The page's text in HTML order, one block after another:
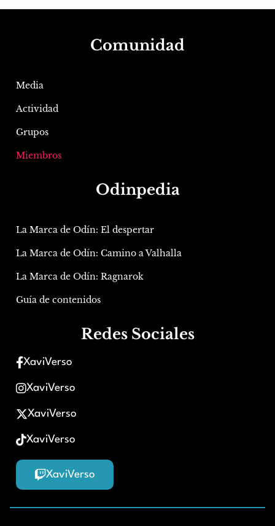
Comunidad
Media
Actividad
Grupos
Miembros
Odinpedia
La Marca de Odín: El despertar
La Marca de Odín: Camino a Valhalla
La Marca de Odín: Ragnarok
Guía de contenidos
Redes Sociales
XaviVerso
XaviVerso
XaviVerso
XaviVerso
XaviVerso